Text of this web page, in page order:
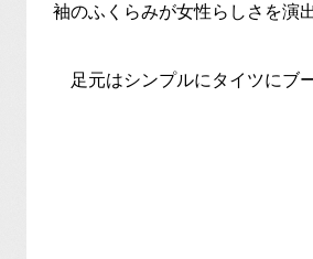
袖のふくらみが女性らしさを演
足元はシンプルにタイツにブ